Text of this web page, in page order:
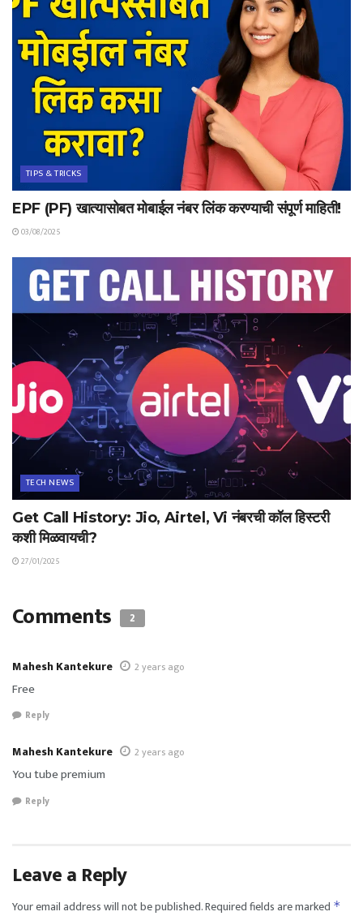
TIPS & TRICKS
EPF (PF) खात्यासोबत मोबाईल नंबर लिंक करण्याची संपूर्ण माहिती!
03/08/2025
TECH NEWS
Get Call History: Jio, Airtel, Vi नंबरची कॉल हिस्टरी
कशी मिळवायची?
27/01/2025
Comments 2
Mahesh Kantekure 2 years ago
Free
Reply
Mahesh Kantekure 2 years ago
You tube premium
Reply
Leave a Reply
Your email address will not be published.Required fields are marked *